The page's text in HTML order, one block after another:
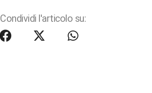
Condividi l'articolo su: